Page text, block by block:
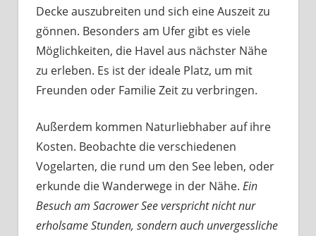
Decke auszubreiten und sich eine Auszeit zu
gönnen. Besonders am Ufer gibt es viele
Möglichkeiten, die Havel aus nächster Nähe
zu erleben. Es ist der ideale Platz, um mit
Freunden oder Familie Zeit zu verbringen.
Außerdem kommen Naturliebhaber auf ihre
Kosten. Beobachte die verschiedenen
Vogelarten, die rund um den See leben, oder
erkunde die Wanderwege in der Nähe. Ein
Besuch am Sacrower See verspricht nicht nur
erholsame Stunden, sondern auch unvergessliche